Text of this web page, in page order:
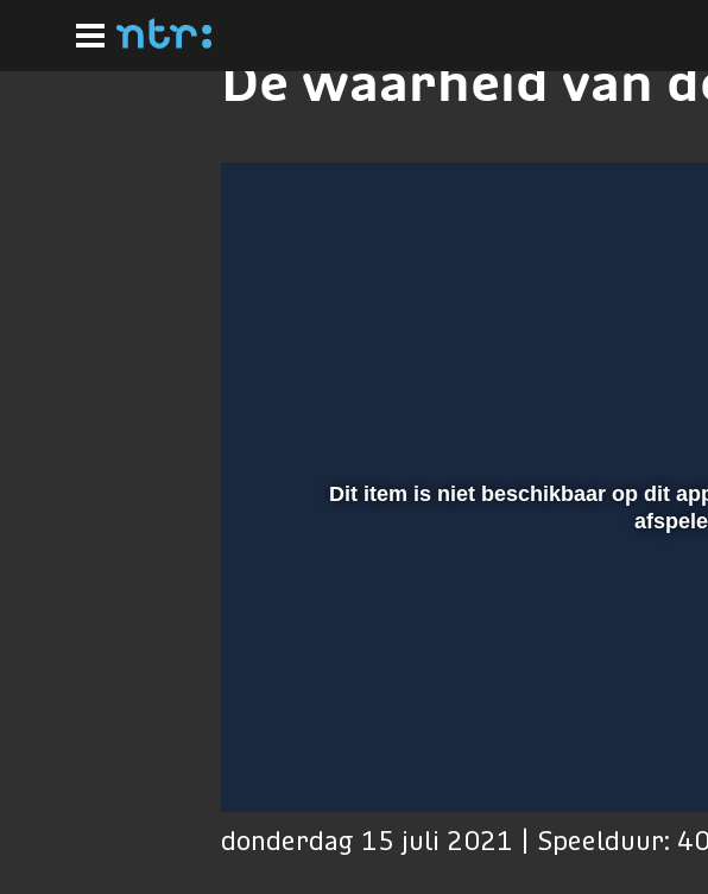
hoofdinhoud
De waarheid van
Dit item is niet beschikbaar op dit
donderdag 15 juli 2021 | Speelduur: